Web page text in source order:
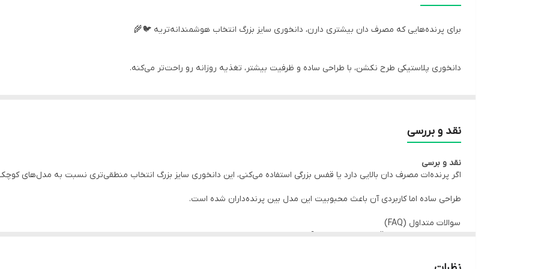
برای پرنده‌هایی که مصرف دان بیشتری دارن، دانخوری سایز بزرگ انتخاب هوشمندانه‌تریه 🐦🌾
دانخوری پلاستیکی طرح نکشن، با طراحی ساده و ظرفیت بیشتر، تغذیه روزانه رو راحت‌تر می‌کنه.
دانخوری پلاستیکی طرح نکشن سایز بزرگ، مخصوص استفاده داخل قفس طراحی شده و به‌دلیل حجم مناسب، نیاز به پر کردن مداوم
وجود میله محافظ جلویی کمک می‌کند دان کمتر بیرون بریزد و محیط قفس تمیزتر بماند.
این مدل برای پرندگان زینتی متوسط و بزرگ گزینه‌ای کاربردی و اقتصادی است.
نقد و بررسی
نقد و برسی
اگر پرنده‌ات مصرف دان بالایی دارد یا قفس بزرگی استفاده می‌کنی، این دانخوری سایز بزرگ انتخاب منطقی‌تری نسبت به مدل‌های
طراحی ساده اما کاربردی آن باعث محبوبیت این مدل بین پرنده‌داران شده است.
سوالات متداول (FAQ)
این دانخوری از بیرون قفس نصب می‌شود؟